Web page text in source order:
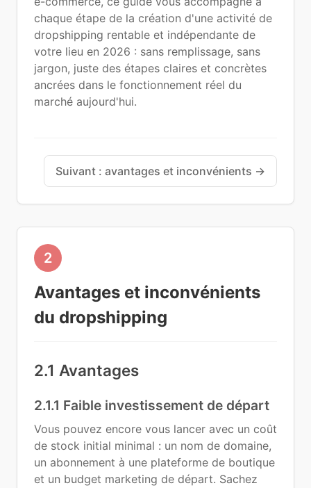
chaque étape de la création d'une activité de
dropshipping rentable et indépendante de
votre lieu en 2026 : sans remplissage, sans
jargon, juste des étapes claires et concrètes
ancrées dans le fonctionnement réel du
marché aujourd'hui.
Suivant : avantages et inconvénients →
2
Avantages et inconvénients
du dropshipping
2.1 Avantages
2.1.1 Faible investissement de départ
Vous pouvez encore vous lancer avec un coût
de stock initial minimal : un nom de domaine,
un abonnement à une plateforme de boutique
et un budget marketing de départ. Sachez